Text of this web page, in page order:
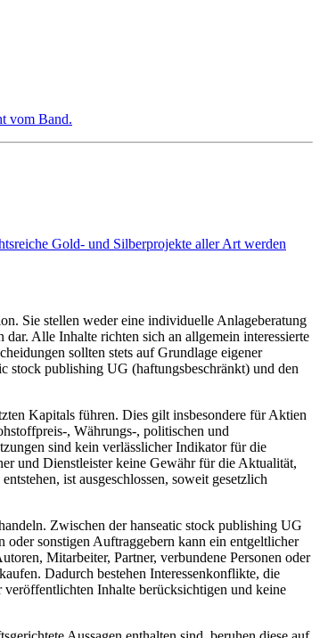
vom Band.
Gold- und Silberprojekte aller Art werden
Sie stellen weder eine individuelle Anlageberatung
Alle Inhalte richten sich an allgemein interessierte
sollten stets auf Grundlage eigener
stock publishing UG (haftungsbeschränkt) und den
Kapitals führen. Dies gilt insbesondere für Aktien
, Währungs-, politischen und
sind kein verlässlicher Indikator für die
und Dienstleister keine Gewähr für die Aktualität,
ist ausgeschlossen, soweit gesetzlich
Zwischen der hanseatic stock publishing UG
sonstigen Auftraggebern kann ein entgeltlicher
Mitarbeiter, Partner, verbundene Personen oder
Dadurch bestehen Interessenkonflikte, die
Inhalte berücksichtigen und keine